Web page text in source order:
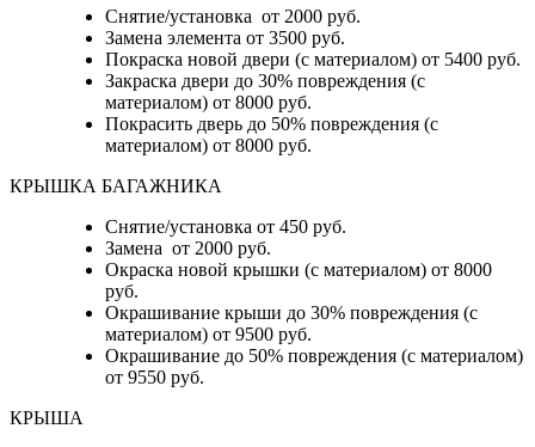
Снятие/установка от 2000 руб.
Замена элемента от 3500 руб.
Покраска новой двери (с материалом) от 5400 руб.
Закраска двери до 30% повреждения (с
материалом) от 8000 руб.
Покрасить дверь до 50% повреждения (с
материалом) от 8000 руб.
КРЫШКА БАГАЖНИКА
Снятие/установка от 450 руб.
Замена от 2000 руб.
Окраска новой крышки (с материалом) от 8000
руб.
Окрашивание крыши до 30% повреждения (с
материалом) от 9500 руб.
Окрашивание до 50% повреждения (с материалом)
от 9550 руб.
КРЫША